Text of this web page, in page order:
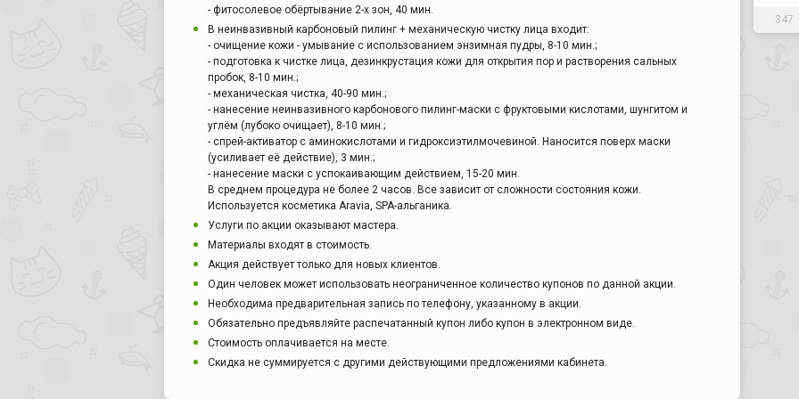
- фитосолевое обёртывание 2-х зон, 40 мин.
В неинвазивный карбоновый пилинг + механическую чистку лица входит:
- очищение кожи - умывание с использованием энзимная пудры, 8-10 мин.;
- подготовка к чистке лица, дезинкрустация кожи для открытия пор и растворения сальных
пробок, 8-10 мин.;
- механическая чистка, 40-90 мин.;
- нанесение неинвазивного карбонового пилинг-маски с фруктовыми кислотами, шунгитом и
углём (лубоко очищает), 8-10 мин.;
- спрей-активатор с аминокислотами и гидроксиэтилмочевиной. Наносится поверх маски
(усиливает её действие), 3 мин.;
- нанесение маски с успокаивающим действием, 15-20 мин.
В среднем процедура не более 2 часов. Все зависит от сложности состояния кожи.
Используется косметика Aravia, SPA-альганика.
Услуги по акции оказывают мастера.
Материалы входят в стоимость.
Акция действует только для новых клиентов.
Один человек может использовать неограниченное количество купонов по данной акции.
Необходима предварительная запись по телефону, указанному в акции.
Обязательно предъявляйте распечатанный купон либо купон в электронном виде.
Стоимость оплачивается на месте.
Скидка не суммируется с другими действующими предложениями кабинета.
347